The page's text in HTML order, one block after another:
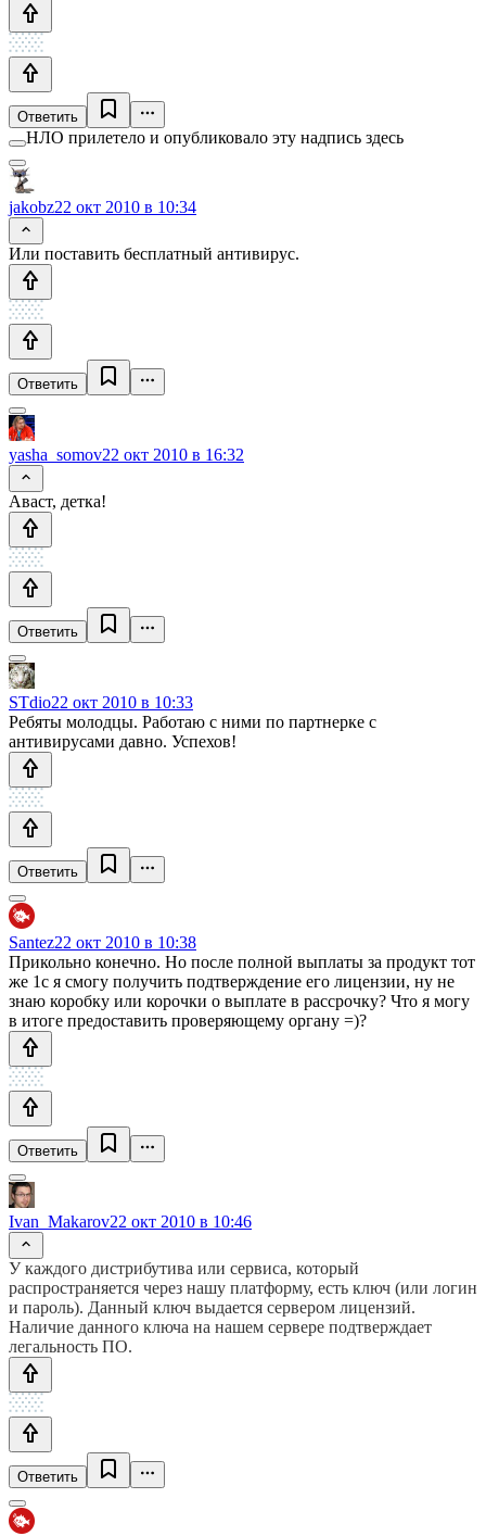
Ответить
НЛО прилетело и опубликовало эту надпись здесь
jakobz22 окт 2010 в 10:34
Или поставить бесплатный антивирус.
Ответить
yasha_somov22 окт 2010 в 16:32
Аваст, детка!
Ответить
STdio22 окт 2010 в 10:33
Ребяты молодцы. Работаю с ними по партнерке с
антивирусами давно. Успехов!
Ответить
Santez22 окт 2010 в 10:38
Прикольно конечно. Но после полной выплаты за продукт тот
же 1с я смогу получить подтверждение его лицензии, ну не
знаю коробку или корочки о выплате в рассрочку? Что я могу
в итоге предоставить проверяющему органу =)?
Ответить
Ivan_Makarov22 окт 2010 в 10:46
У каждого дистрибутива или сервиса, который
распространяется через нашу платформу, есть ключ (или логин
и пароль). Данный ключ выдается сервером лицензий.
Наличие данного ключа на нашем сервере подтверждает
легальность ПО.
Ответить